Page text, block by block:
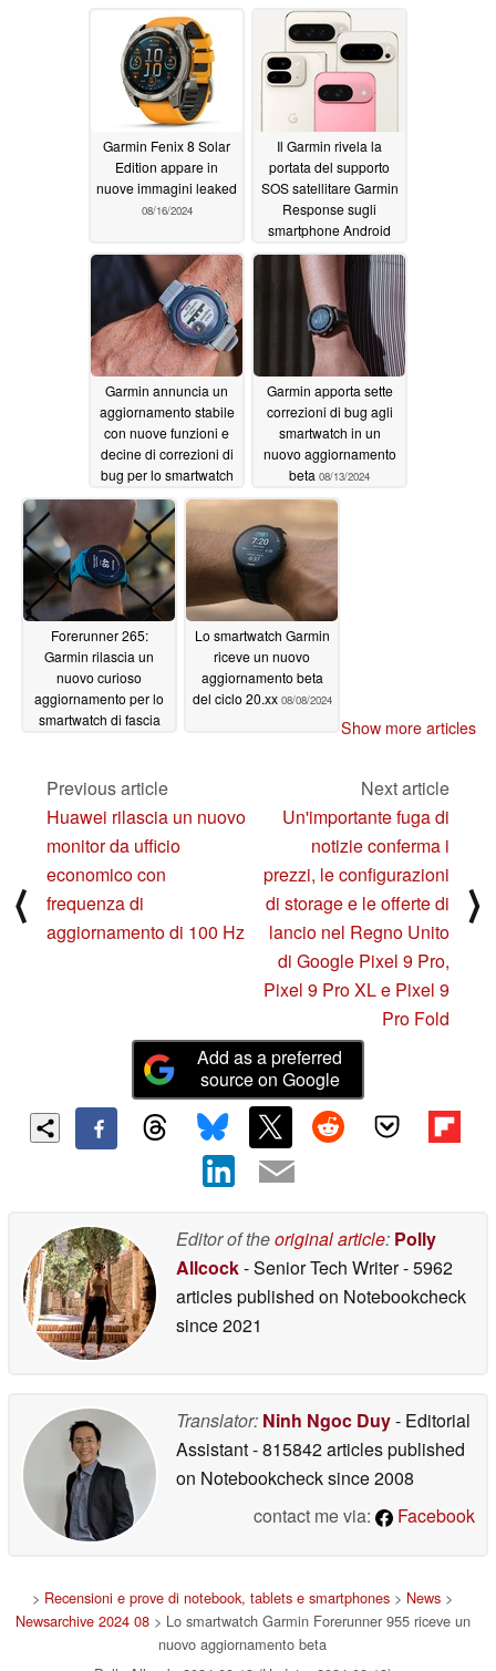
Garmin Fenix 8 Solar
Edition appare in
nuove immagini leaked
08/16/2024
Il Garmin rivela la
portata del supporto
SOS satellitare Garmin
Response sugli
smartphone Android
08/15/2024
Garmin annuncia un
aggiornamento stabile
con nuove funzioni e
decine di correzioni di
bug per lo smartwatch
08/13/2024
Garmin apporta sette
correzioni di bug agli
smartwatch in un
nuovo aggiornamento
beta 08/13/2024
Forerunner 265:
Garmin rilascia un
nuovo curioso
aggiornamento per lo
smartwatch di fascia
modifiche08/08/2024
Lo smartwatch Garmin
riceve un nuovo
aggiornamento beta
del ciclo 20.xx 08/08/2024
Show more articles
⟨
Previous article
Huawei rilascia un nuovo
monitor da ufficio
economico con
frequenza di
aggiornamento di 100 Hz
Next article
Un'importante fuga di
notizie conferma i
prezzi, le configurazioni
di storage e le offerte di
lancio nel Regno Unito
di Google Pixel 9 Pro,
Pixel 9 Pro XL e Pixel 9
Pro Fold
⟩
Add as a preferred
source on Google
Editor of theoriginal article: Polly
Allcock- Senior Tech Writer- 5962
articles published on Notebookcheck
since 2021
Translator: Ninh Ngoc Duy- Editorial
Assistant- 815842 articles published
on Notebookchecksince 2008
contact me via:
Facebook
> Recensioni e prove di notebook, tablets e smartphones > News >
Newsarchive 2024 08> Lo smartwatch Garmin Forerunner 955 riceve un
nuovo aggiornamento beta